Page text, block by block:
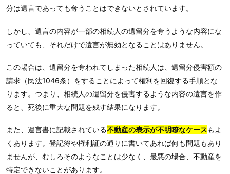
分は遺言であっても奪うことはできないとされています。
しかし、遺言の内容が一部の相続人の遺留分を奪うような内容にな
っていても、それだけで遺言が無効となることはありません。
この場合は、遺留分を奪われてしまった相続人は、遺留分侵害額の
請求（民法1046条）をすることによって権利を回復する手順とな
ります。つまり、相続人の遺留分を侵害するような内容の遺言を作
ると、死後に重大な問題を残す結果になります。
また、遺言書に記載されている不動産の表示が不明瞭なケースもよ
くあります。登記簿や権利証の通りに書いてあれば何も問題もあり
ませんが、むしろそのようなことは少なく、最悪の場合、不動産を
特定できないことがあります。